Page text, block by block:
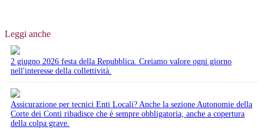
Leggi anche
2 giugno 2026 festa della Repubblica. Creiamo valore ogni giorno
nell'interesse della collettività.
Assicurazione per tecnici Enti Locali? Anche la sezione Autonomie della
Corte dei Conti ribadisce che è sempre obbligatoria, anche a copertura
della colpa grave.